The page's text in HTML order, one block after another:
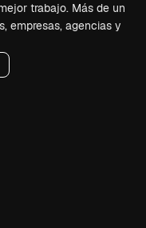
trabajo. Más de un
empresas, agencias y